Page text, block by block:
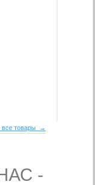
все товары →
-